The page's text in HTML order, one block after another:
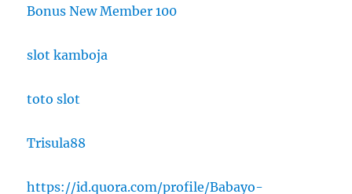
Bonus New Member 100
slot kamboja
toto slot
Trisula88
https://id.quora.com/profile/Babayo-